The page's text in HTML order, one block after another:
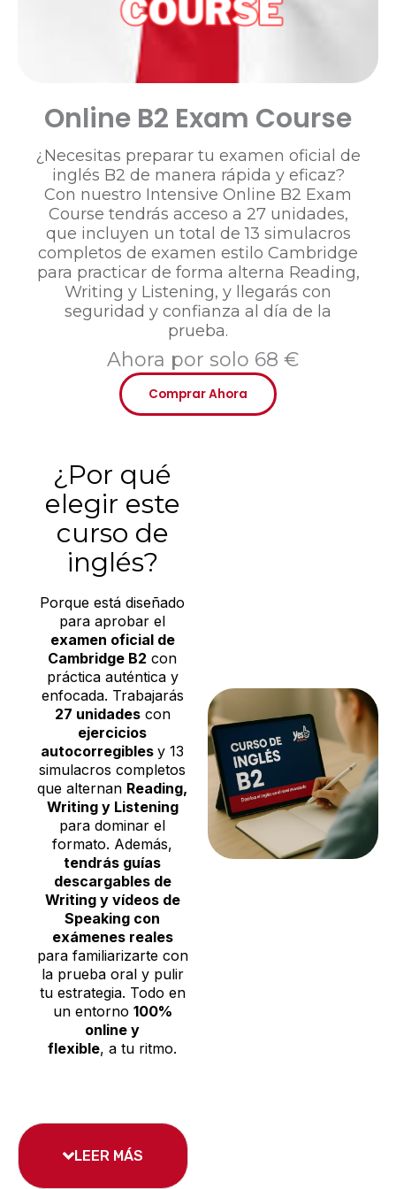
Online B2 Exam Course
¿Necesitas preparar tu examen oficial de
inglés B2 de manera rápida y eficaz?
Con nuestro Intensive Online B2 Exam
Course tendrás acceso a 27 unidades,
que incluyen un total de 13 simulacros
completos de examen estilo Cambridge
para practicar de forma alterna Reading,
Writing y Listening, y llegarás con
seguridad y confianza al día de la
prueba.
Ahora por solo 68 €
Comprar Ahora
¿Por qué
elegir este
curso de
inglés?
Porque está diseñado
para aprobar el
examen oficial de
Cambridge B2 con
práctica auténtica y
enfocada. Trabajarás
27 unidadescon
ejercicios
autocorregiblesy 13
simulacros completos
que alternan Reading,
Writing y Listening
para dominar el
formato. Además,
tendrás guías
descargables de
Writing y vídeos de
Speaking con
exámenes reales
para familiarizarte con
la prueba oral y pulir
tu estrategia. Todo en
un entorno 100%
online y
flexible, a tu ritmo.
LEER MÁS